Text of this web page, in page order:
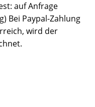
auf Anfrage
Bei Paypal-Zahlung
wird der